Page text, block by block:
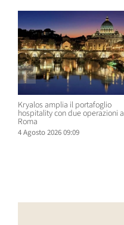
Kryalos amplia il portafoglio
hospitality con due operazioni a
Roma
4 Agosto 2026 09:09